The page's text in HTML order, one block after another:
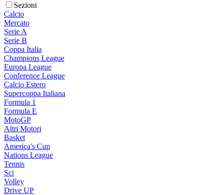
Sezioni
Calcio
Mercato
Serie A
Serie B
Coppa Italia
Champions League
Europa League
Conference League
Calcio Estero
Supercoppa Italiana
Formula 1
Formula E
MotoGP
Altri Motori
Basket
America's Cup
Nations League
Tennis
Sci
Volley
Drive UP